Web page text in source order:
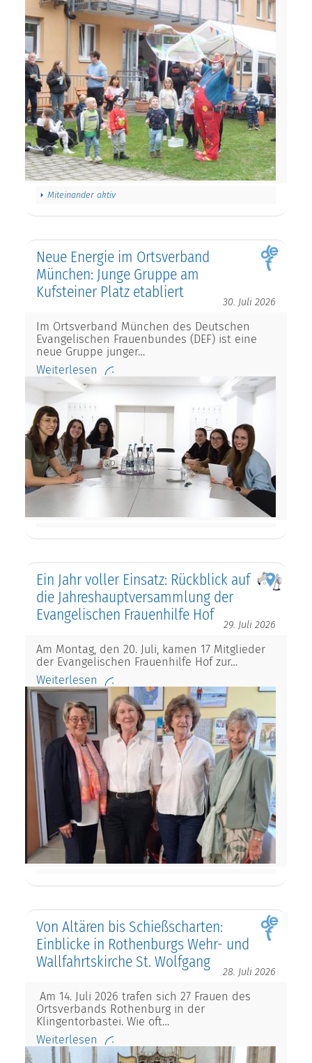
Miteinander aktiv
Neue Energie im Ortsverband
München: Junge Gruppe am
Kufsteiner Platz etabliert
30. Juli 2026
Im Ortsverband München des Deutschen
Evangelischen Frauenbundes (DEF) ist eine
neue Gruppe junger…
Weiterlesen
Ein Jahr voller Einsatz: Rückblick auf
die Jahreshauptversammlung der
Evangelischen Frauenhilfe Hof
29. Juli 2026
Am Montag, den 20. Juli, kamen 17 Mitglieder
der Evangelischen Frauenhilfe Hof zur…
Weiterlesen
Von Altären bis Schießscharten:
Einblicke in Rothenburgs Wehr- und
Wallfahrtskirche St. Wolfgang
28. Juli 2026
Am 14. Juli 2026 trafen sich 27 Frauen des
Ortsverbands Rothenburg in der
Klingentorbastei. Wie oft…
Weiterlesen